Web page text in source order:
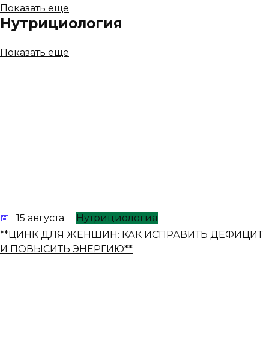
Показать еще
Нутрициология
Показать еще
15 августа
Нутрициология
**ЦИНК ДЛЯ ЖЕНЩИН: КАК ИСПРАВИТЬ ДЕФИЦИТ
И ПОВЫСИТЬ ЭНЕРГИЮ**